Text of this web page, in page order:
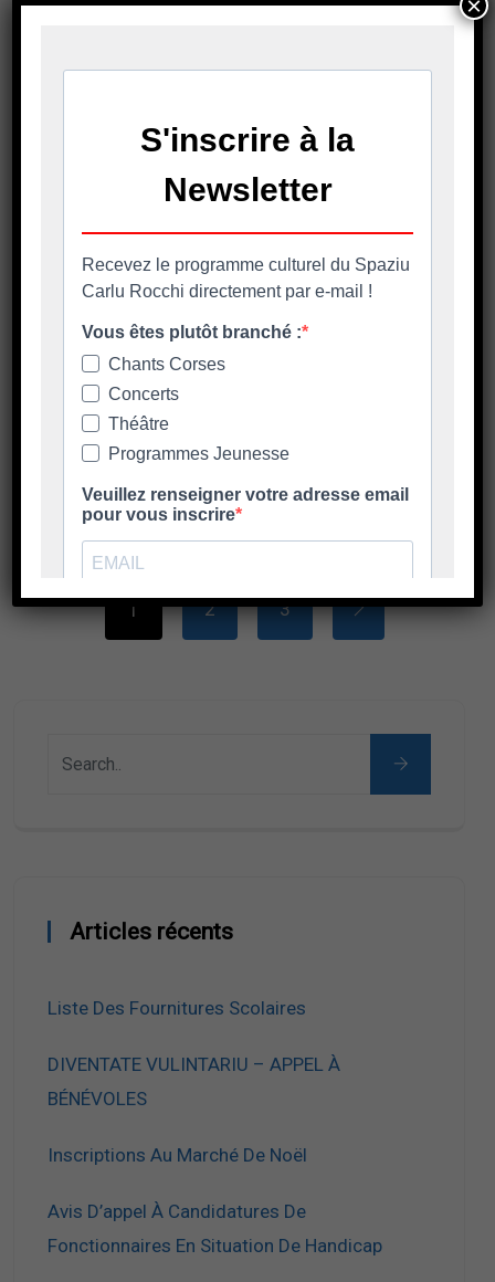
de Noël
Date limite de remise des offres : 15/09/2023 à
En savoir plus
1 2 3
Articles récents
Liste Des Fournitures Scolaires
DIVENTATE VULINTARIU – APPEL À
BÉNÉVOLES
Inscriptions Au Marché De Noël
Avis D’appel À Candidatures De
Fonctionnaires En Situation De Handicap
×